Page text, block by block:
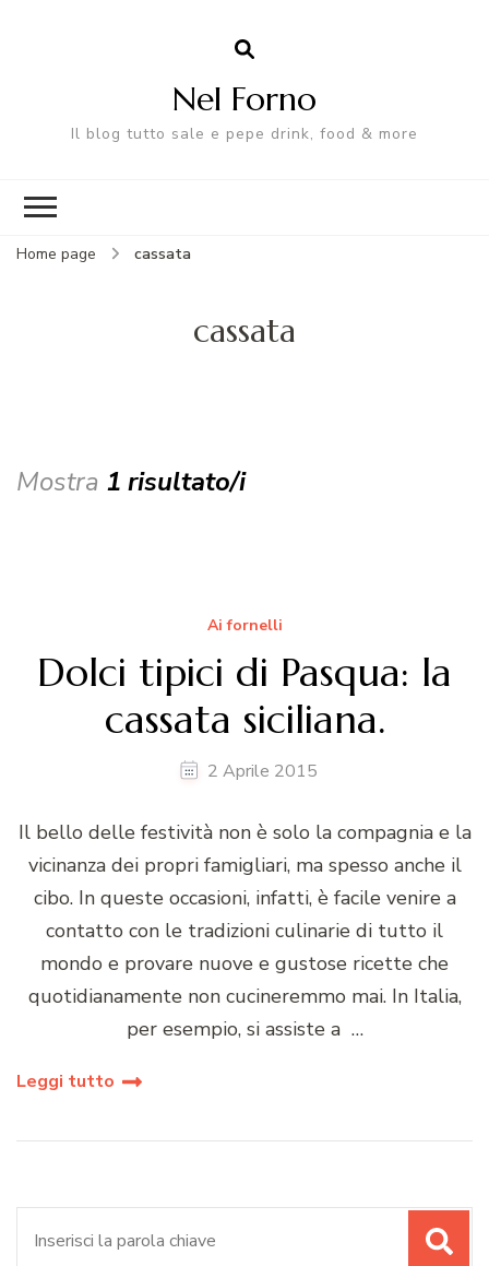
Nel Forno
Il blog tutto sale e pepe drink, food & more
Home page cassata
cassata
Mostra 1 risultato/i
Ai fornelli
Dolci tipici di Pasqua: la
cassata siciliana.
2 Aprile 2015
Il bello delle festività non è solo la compagnia e la
vicinanza dei propri famigliari, ma spesso anche il
cibo. In queste occasioni, infatti, è facile venire a
contatto con le tradizioni culinarie di tutto il
mondo e provare nuove e gustose ricette che
quotidianamente non cucineremmo mai. In Italia,
per esempio, si assiste a …
Leggi tutto